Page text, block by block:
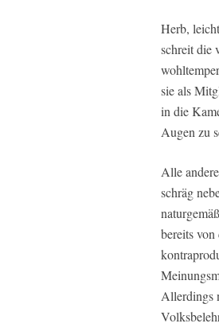
Herb,
schreit die
sie als
in die
Augen zu
Alle
schräg
bereits
Allerdings